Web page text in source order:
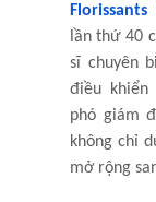
Florissants
lần thứ 40
sĩ chuyên
điều khiển
phó giám
không chỉ
mở rộng